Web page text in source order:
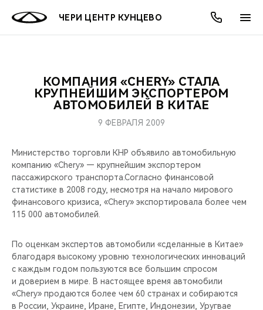
ЧЕРИ ЦЕНТР КУНЦЕВО
МОДЕЛИ
КРОССОВЕРЫ
СЕДАНЫ
ПОКУПАТЕЛЯМ
ВЛАДЕЛЬЦАМ
ПОДДЕРЖКА
CHERY CONNECT
МИР CHERY
CHERY В СОЦСЕТЯХ
ЛЮДИ CHERY
CHERY И СПОРТ
АКЦИИ
ОНЛАЙН СЕРВИСЫ
О КОМПАНИИ
КОМПАНИЯ «CHERY» СТАЛА
КРУПНЕЙШИМ ЭКСПОРТЕРОМ
АВТОМОБИЛЕЙ В КИТАЕ
9 ФЕВРАЛЯ 2009
Министерство торговли КНР объявило автомобильную
компанию «Chery» — крупнейшим экспортером
пассажирского транспорта.Согласно финансовой
статистике в 2008 году, несмотря на начало мирового
финансового кризиса, «Chery» экспортировала более чем
115 000 автомобилей.
По оценкам экспертов автомобили «сделанные в Китае»
благодаря высокому уровню технологических инноваций
с каждым годом пользуются все большим спросом
и доверием в мире. В настоящее время автомобили
«Chery» продаются более чем 60 странах и собираются
в России, Украине, Иране, Египте, Индонезии, Уругвае